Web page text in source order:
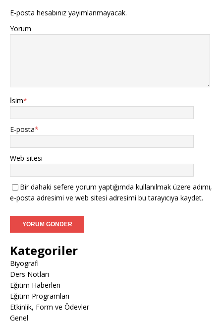
E-posta hesabınız yayımlanmayacak.
Yorum
İsim*
E-posta*
Web sitesi
Bir dahaki sefere yorum yaptığımda kullanılmak üzere adımı,
e-posta adresimi ve web sitesi adresimi bu tarayıcıya kaydet.
Kategoriler
Biyografi
Ders Notları
Eğitim Haberleri
Eğitim Programları
Etkinlik, Form ve Ödevler
Genel